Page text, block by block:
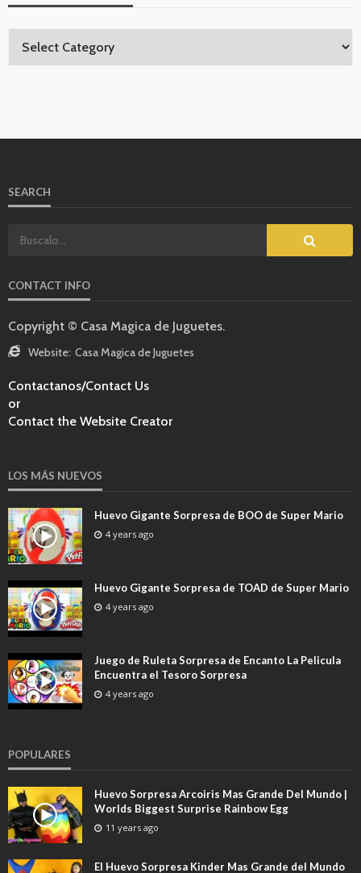
SEARCH
CONTACT INFO
Copyright © Casa Magica de Juguetes.
Website: Casa Magica de Juguetes
Contactanos/Contact Us
or
Contact the Website Creator
LOS MÁS NUEVOS
Huevo Gigante Sorpresa de BOO de Super Mario
4 years ago
Huevo Gigante Sorpresa de TOAD de Super Mario
4 years ago
Juego de Ruleta Sorpresa de Encanto La Pelicula
Encuentra el Tesoro Sorpresa
4 years ago
POPULARES
Huevo Sorpresa Arcoiris Mas Grande Del Mundo |
Worlds Biggest Surprise Rainbow Egg
11 years ago
El Huevo Sorpresa Kinder Mas Grande del Mundo